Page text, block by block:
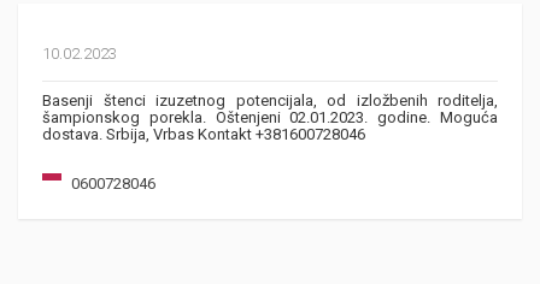
10.02.2023
Basenji štenci izuzetnog potencijala, od izložbenih roditelja,
šampionskog porekla. Oštenjeni 02.01.2023. godine. Moguća
dostava. Srbija, Vrbas Kontakt +381600728046
0600728046